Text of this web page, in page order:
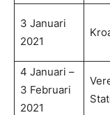
3 Januari
2021
4 Januari –
3 Februari
2021